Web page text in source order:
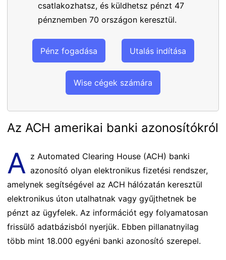
csatlakozhatsz, és küldhetsz pénzt 47
pénznemben 70 országon keresztül.
Pénz fogadása Utalás indítása
Wise cégek számára
Az ACH amerikai banki azonosítókról
A z Automated Clearing House (ACH) banki
azonosító olyan elektronikus fizetési rendszer,
amelynek segítségével az ACH hálózatán keresztül
elektronikus úton utalhatnak vagy gyűjthetnek be
pénzt az ügyfelek. Az információt egy folyamatosan
frissülő adatbázisból nyerjük. Ebben pillanatnyilag
több mint 18.000 egyéni banki azonosító szerepel.